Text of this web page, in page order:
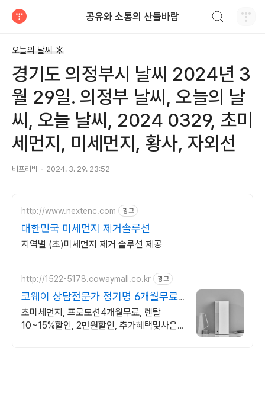
공유와 소통의 산들바람
오늘의 날씨 ☀
경기도 의정부시 날씨 2024년 3
월 29일. 의정부 날씨, 오늘의 날
씨, 오늘 날씨, 2024 0329, 초미
세먼지, 미세먼지, 황사, 자외선
비프리박 2024. 3. 29. 23:52
http://www.nextenc.com 광고
대한민국 미세먼지 제거솔루션
지역별 (초)미세먼지 제거 솔루션 제공
http://1522-5178.cowaymall.co.kr 광고
코웨이 상담전문가 정기명 6개월무료,
추가많은혜택
초미세먼지, 프로모션4개월무료, 렌탈
10~15%할인, 2만원할인, 추가혜택및사은